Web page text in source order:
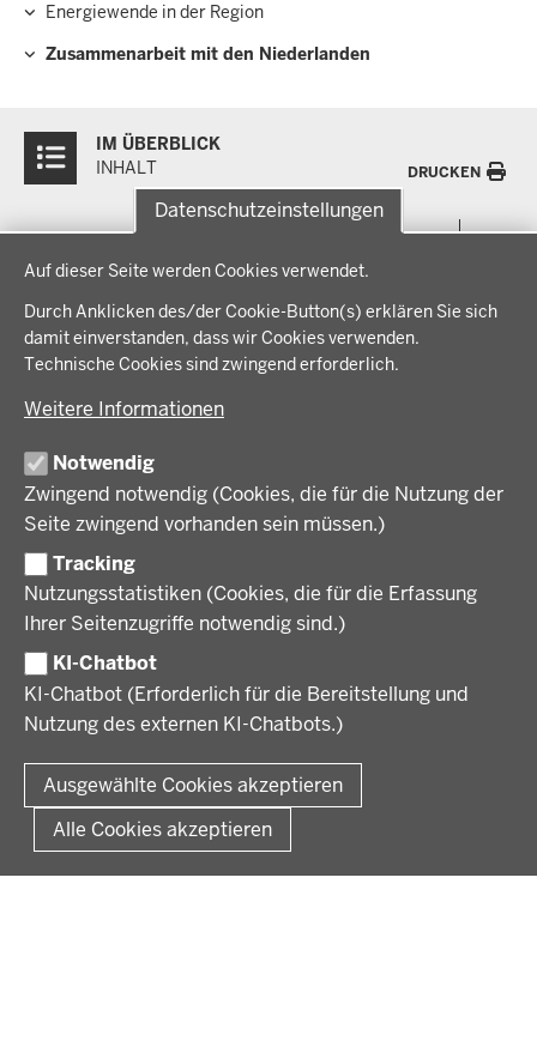
Datenschutzeinstellungen
Auf dieser Seite werden Cookies verwendet.
Durch Anklicken des/der Cookie-Button(s) erklären Sie sich
damit einverstanden, dass wir Cookies verwenden.
Technische Cookies sind zwingend erforderlich.
Weitere Informationen
Notwendig
Zwingend notwendig (Cookies, die für die Nutzung der
Seite zwingend vorhanden sein müssen.)
Tracking
Nutzungsstatistiken (Cookies, die für die Erfassung
Ihrer Seitenzugriffe notwendig sind.)
KI-Chatbot
KI-Chatbot (Erforderlich für die Bereitstellung und
Nutzung des externen KI-Chatbots.)
Ausgewählte Cookies akzeptieren
Alle Cookies akzeptieren
Energiewende in der Region
Zusammenarbeit mit den Niederlanden
Inhalte
IM ÜBERBLICK
INHALT
DRUCKEN
der
Fußzeile
THEMEN
Bauen, Planen und Verkehr
Bildung, Schule und Sport
Regionalplanung und Regionalrat
Wirtschaft, Kultur und Kommunales
IM FOKUS
Energiewende AG
Zusammenarbeit mit den Niederlanden
BEZIRKSREGIERUNG
Regierungsbezirk Münster
Geschichte und Gegenwart
Behördenleitung
Förderlotsinnen und Förderlotsen
KARRIERE UND AUSBILDUNG
Stellenangebote
Ausbildung
Volljurist:in
Praktikum
Stellenangebote im Schulbereich
VERFAHREN UND BEKANNTMACHUNGEN
Amtsblatt
Verfahrensübersichten
PRESSE
Pressemitteilungen
Podcast
© 2026 Bezirksregierung Münster
Fußzeile
Impressum Datenschutz Rechtliche Hinweise
Kurzlink zu dieser Seite